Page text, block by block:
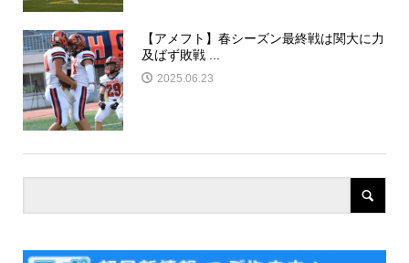
【アメフト】春シーズン最終戦は関大に力
及ばず敗戦 ...
2025.06.23